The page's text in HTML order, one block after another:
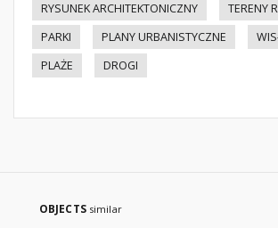
RYSUNEK ARCHITEKTONICZNY
TERENY
PARKI
PLANY URBANISTYCZNE
PLAŻE
DROGI
OBJECTS similar